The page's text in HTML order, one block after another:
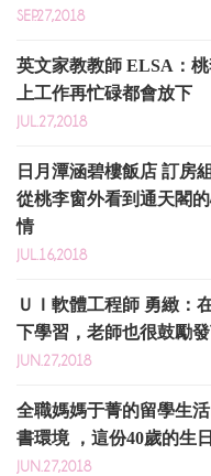
SEP.27,2018
英文家教教師 ELSA：
上工作再忙碌都會放下
JUL.27,2018
日月潭涵碧樓飯店 訂房
從桃李窗外看到通天閣
情
JUL.16,2018
ＵＩ軟體工程師 勇緻：
下學習，老師也很鼓勵
JUN.27,2018
全職媽媽于菁的留學生
書環境 ，這份40歲的生
JUN.27,2018